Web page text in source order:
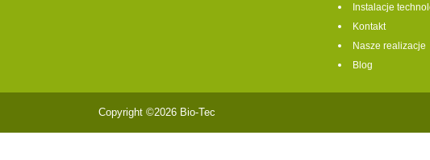
Instalacje
Kontakt
Nasze realizacje
Blog
Copyright ©2026 Bio-Tec